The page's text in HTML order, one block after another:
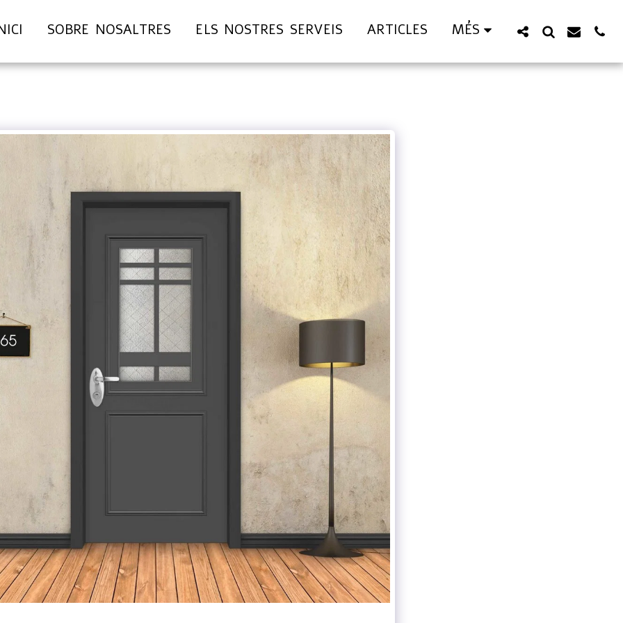
SOBRE NOSALTRES ELS NOSTRES SERVEIS ARTICLES MÉS